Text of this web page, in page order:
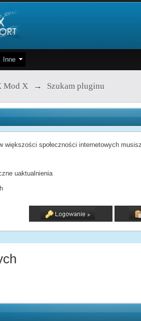
Inne
Mod X → Szukam pluginu
większości społeczności internetowych
uaktualnienia